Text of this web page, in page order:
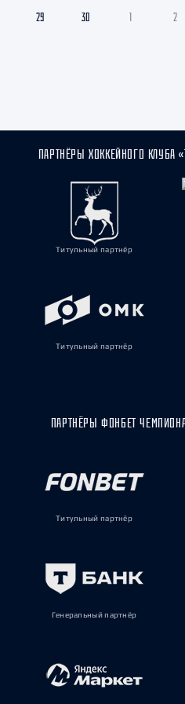
29 30 1 2
ПАРТНЁРЫ ХОККЕЙНОГО КЛУБА
Титульный партнёр
Титульный партнёр
ПАРТНЁРЫ ФОНБЕТ
Титульный партнёр
Генеральный партнёр